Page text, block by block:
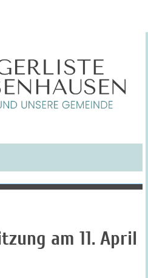
am 11. April